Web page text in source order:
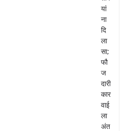
यां
ना
दि
ला
सा;
फौ
ज
दारी
कार
वाई
ला
अंत